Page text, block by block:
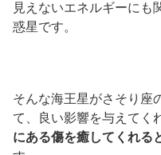
見えないエネルギーにも
惑星です。
そんな海王星がさそり座
て、良い影響を与えてく
にある傷を癒してくれる